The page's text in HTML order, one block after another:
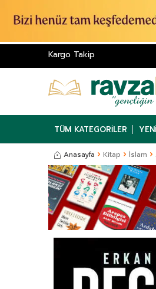
Kargo Takip
TÜM KATEGORILER
Anasayfa Kitap İslam